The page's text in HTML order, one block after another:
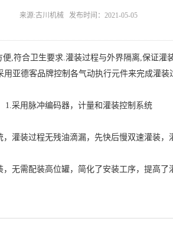
来源:古川机械 发布时间：2021-05-05
,符合卫生要求.灌装过程与外界隔离,保证灌
用亚德客品牌控制各气动执行元件来完成灌装
1.采用脉冲编码器，计量和灌装控制系统
灌装过程无残油滴漏，先快后慢双速灌装，
，无需配装高位罐，简化了安装工序，提高了